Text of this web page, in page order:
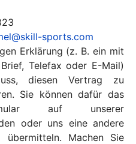
sports.com
Erklärung (z. B. ein mit
Telefax oder E-Mail)
diesen Vertrag zu
Sie können dafür das
auf unserer
oder uns eine andere
übermitteln. Machen Sie